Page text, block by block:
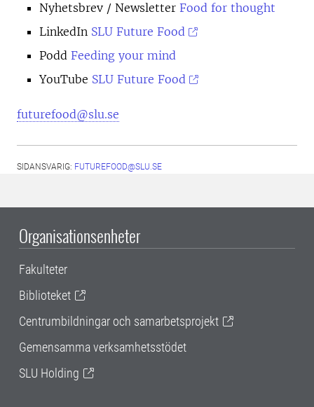
Nyhetsbrev / Newsletter Food for thought
LinkedIn SLU Future Food
Podd Feeding your mind
YouTube SLU Future Food
futurefood@slu.se
SIDANSVARIG: FUTUREFOOD@SLU.SE
Organisationsenheter
Fakulteter
Biblioteket
Centrumbildningar och samarbetsprojekt
Gemensamma verksamhetsstödet
SLU Holding